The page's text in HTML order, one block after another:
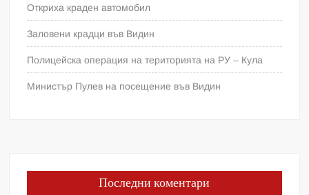
Откриха краден автомобил
Заловени крадци във Видин
Полицейска операция на територията на РУ – Кула
Министър Пулев на посещение във Видин
Последни коментари